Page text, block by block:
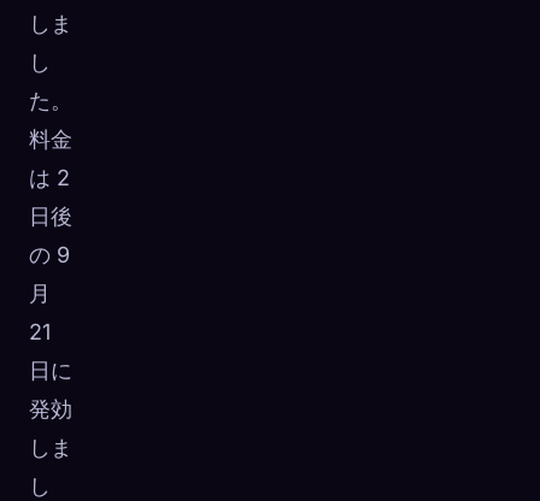
しま
し
た。
料金
は 2
日後
の 9
月
21
日に
発効
しま
し